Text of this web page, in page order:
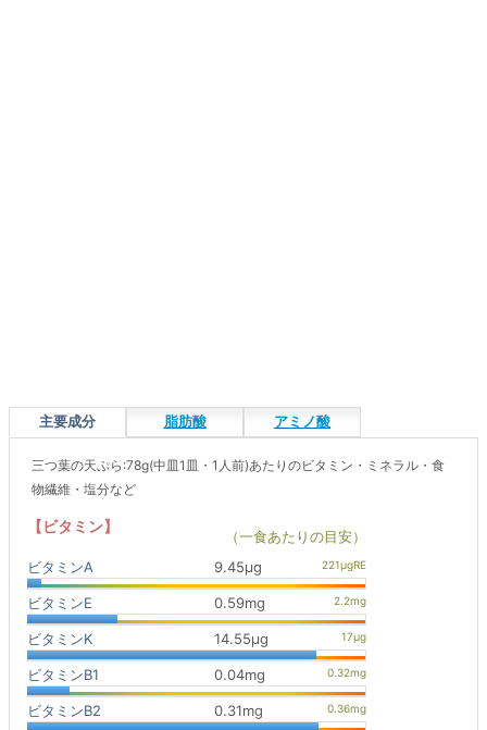
主要成分 脂肪酸 アミノ酸
三つ葉の天ぷら:78g(中皿1皿・1人前)あたりのビタミン・ミネラル・食
物繊維・塩分など
【ビタミン】
（一食あたりの目安）
ビタミンA
9.45μg
ビタミンE 0.59mg
ビタミンK 14.55μg
ビタミンB1 0.04mg
ビタミンB2 0.31mg